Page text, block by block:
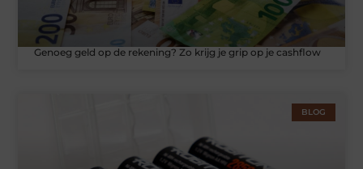
Genoeg geld op de rekening? Zo krijg je grip op je cashflow
BLOG